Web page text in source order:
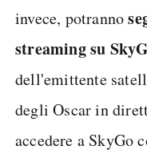
invece, potranno
streaming su
dell'emittente
degli Oscar in
accedere a SkyGo